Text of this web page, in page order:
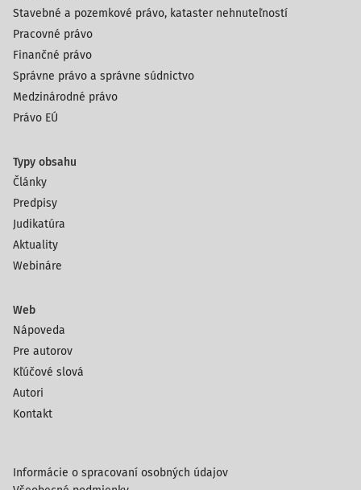
Stavebné a pozemkové právo, kataster nehnuteľností
Pracovné právo
Finančné právo
Správne právo a správne súdnictvo
Medzinárodné právo
Právo EÚ
Typy obsahu
Články
Predpisy
Judikatúra
Aktuality
Webináre
Web
Nápoveda
Pre autorov
Kľúčové slová
Autori
Kontakt
Informácie o spracovaní osobných údajov